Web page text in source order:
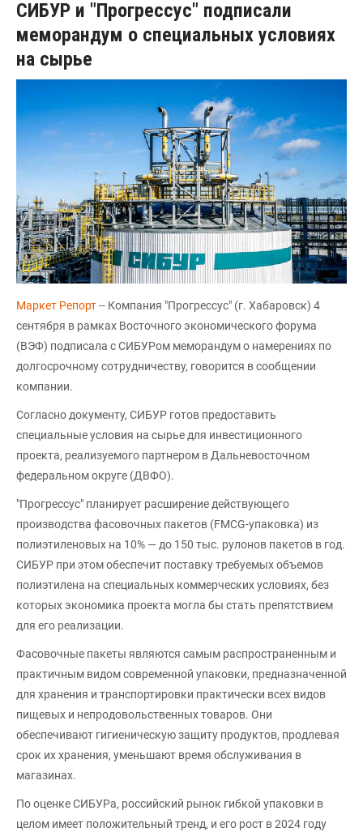
СИБУР и "Прогрессус" подписали
меморандум о специальных условиях
на сырье
Маркет Репорт-- Компания "Прогрессус" (г. Хабаровск) 4
сентября в рамках Восточного экономического форума
(ВЭФ) подписала с СИБУРом меморандум о намерениях по
долгосрочному сотрудничеству, говорится в сообщении
компании.
Согласно документу, СИБУР готов предоставить
специальные условия на сырье для инвестиционного
проекта, реализуемого партнером в Дальневосточном
федеральном округе (ДВФО).
"Прогрессус" планирует расширение действующего
производства фасовочных пакетов (FMCG-упаковка) из
полиэтиленовых на 10% — до 150 тыс. рулонов пакетов в год.
СИБУР при этом обеспечит поставку требуемых объемов
полиэтилена на специальных коммерческих условиях, без
которых экономика проекта могла бы стать препятствием
для его реализации.
Фасовочные пакеты являются самым распространенным и
практичным видом современной упаковки, предназначенной
для хранения и транспортировки практически всех видов
пищевых и непродовольственных товаров. Они
обеспечивают гигиеническую защиту продуктов, продлевая
срок их хранения, уменьшают время обслуживания в
магазинах.
По оценке СИБУРа, российский рынок гибкой упаковки в
целом имеет положительный тренд, и его рост в 2024 году